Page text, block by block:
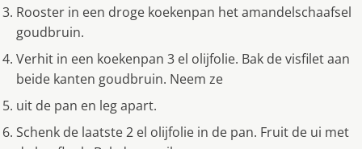
Rooster in een droge koekenpan het amandelschaafsel
goudbruin.
Verhit in een koekenpan 3 el olijfolie. Bak de visfilet aan
beide kanten goudbruin. Neem ze
uit de pan en leg apart.
Schenk de laatste 2 el olijfolie in de pan. Fruit de ui met